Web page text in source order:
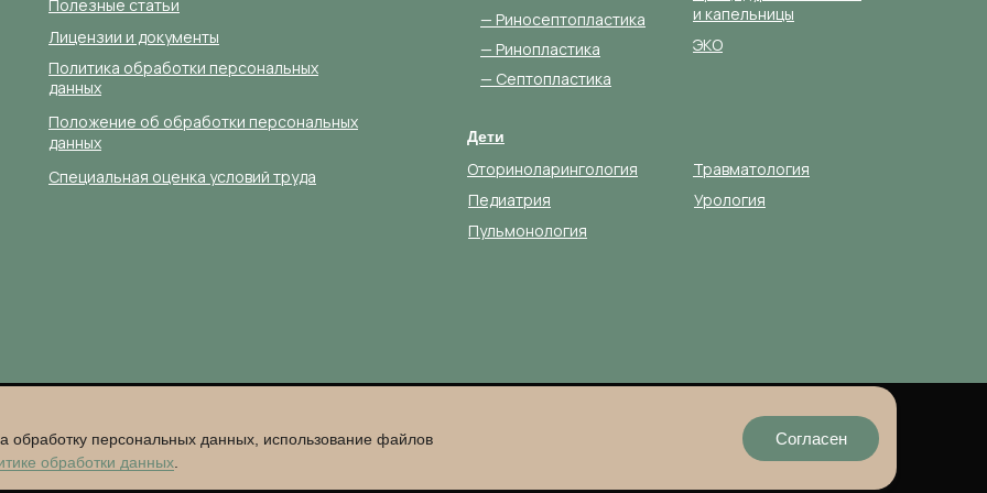
обработку персональных данных, использование файлов
обработки данных
Согласен
Урология
Дети
Оториноларингология
Педиатрия
Пульмонология
Травматология
— Септопластика
— Ринопластика
— Риносептопластика
Лицензии и документы
Политика обработки персональных
данных
Положение об обработки персональных
данных
и капельницы
ЭКО
Специальная оценка условий труда
Полезные статьи
ОГРН 1041625493271
является публичной офертой, согласно Статье 437 (2) ГК
и могут быть изменены. Подробную информацию о
телефону клиники+7 (843) 254-47-37
ИМЕЮТСЯ ПРОТИВОПОКАЗАНИЯ
НЕОБХОДИМА КОНСУЛЬТАЦИЯ СПЕЦИАЛИСТА